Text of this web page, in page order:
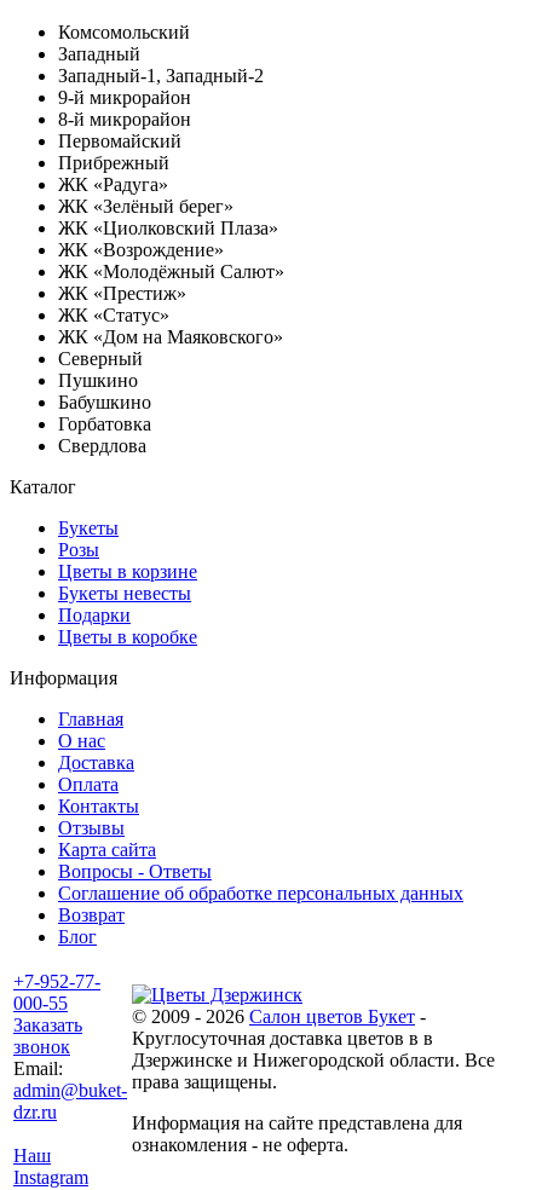
Комсомольский
Западный
Западный-1, Западный-2
9-й микрорайон
8-й микрорайон
Первомайский
Прибрежный
ЖК «Радуга»
ЖК «Зелёный берег»
ЖК «Циолковский Плаза»
ЖК «Возрождение»
ЖК «Молодёжный Салют»
ЖК «Престиж»
ЖК «Статус»
ЖК «Дом на Маяковского»
Северный
Пушкино
Бабушкино
Горбатовка
Свердлова
Каталог
Букеты
Розы
Цветы в корзине
Букеты невесты
Подарки
Цветы в коробке
Информация
Главная
О нас
Доставка
Оплата
Контакты
Отзывы
Карта сайта
Вопросы - Ответы
Соглашение об обработке персональных данных
Возврат
Блог
+7-952-77-
000-55
Заказать
звонок
Email:
admin@buket-
dzr.ru
Наш
Instagram
© 2009 - 2026 Салон цветов Букет -
Круглосуточная доставка цветов в в
Дзержинске и Нижегородской области. Все
права защищены.
Информация на сайте представлена для
ознакомления - не оферта.